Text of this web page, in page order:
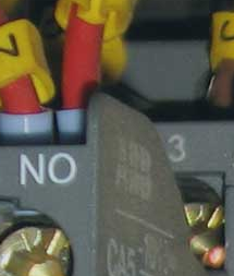
Vous êtes ici :